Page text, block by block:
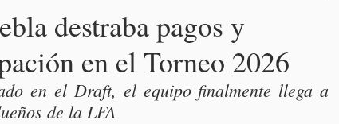
destraba pagos y
en el Torneo 2026
en el Draft, el equipo finalmente llega a
de la LFA